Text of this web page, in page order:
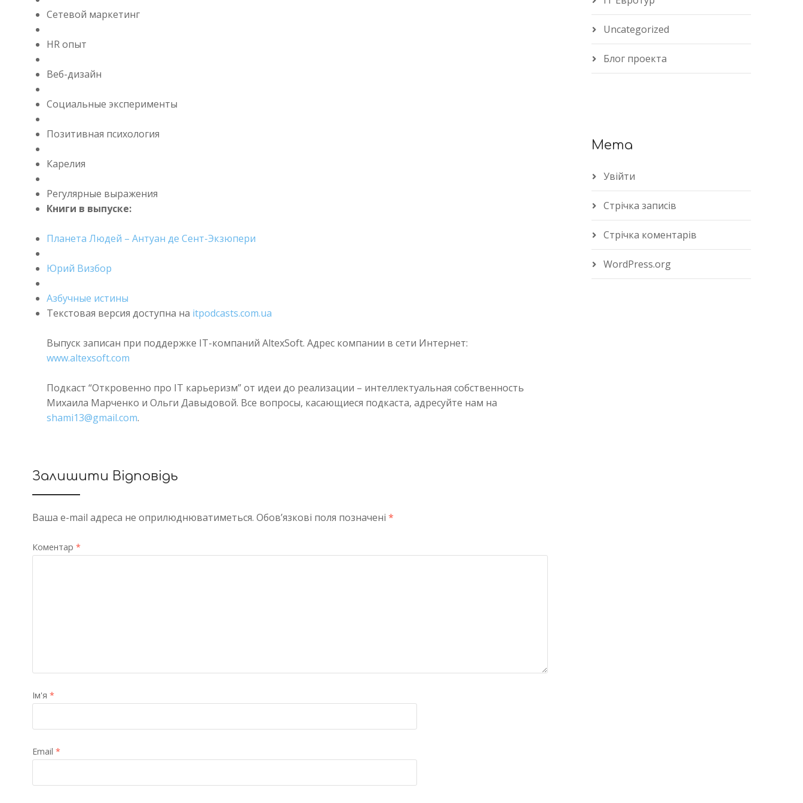
Сетевой маркетинг
HR опыт
Веб-дизайн
Социальные эксперименты
Позитивная психология
Карелия
Регулярные выражения
Книги в выпуске:
Планета Людей – Антуан де Сент-Экзюпери
Юрий Визбор
Азбучные истины
Текстовая версия доступна на itpodcasts.com.ua
Выпуск записан при поддержке IT-компаний AltexSoft. Адрес компании в сети Интернет:
www.altexsoft.com
Подкаст “Откровенно про IT карьеризм” от идеи до реализации – интеллектуальная собственность
Михаила Марченко и Ольги Давыдовой. Все вопросы, касающиеся подкаста, адресуйте нам на
shami13@gmail.com.
Залишити Відповідь
Ваша e-mail адреса не оприлюднюватиметься. Обов’язкові поля позначені *
Коментар *
Ім'я *
Email *
Uncategorized
Блог проекта
Мета
Увійти
Стрічка записів
Стрічка коментарів
WordPress.org